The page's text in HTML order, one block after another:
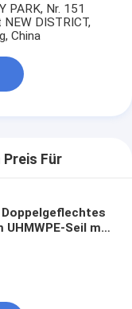
PARK, Nr. 151
DISTRICT,
China
Preis Für
Doppelgeflechtes
UHMWPE-Seil mit